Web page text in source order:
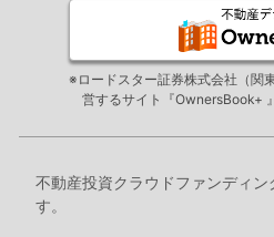
※ロードスター証券株式会社（関
営するサイト『OwnersBook+
不動産投資クラウドファンディ
す。